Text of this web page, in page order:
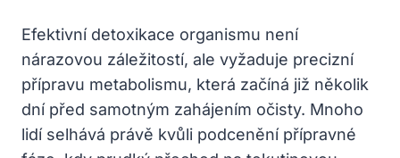
Efektivní detoxikace organismu není
nárazovou záležitostí, ale vyžaduje precizní
přípravu metabolismu, která začíná již několik
dní před samotným zahájením očisty. Mnoho
lidí selhává právě kvůli podcenění přípravné